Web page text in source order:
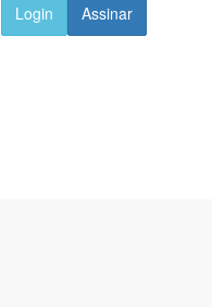
Login
Assinar